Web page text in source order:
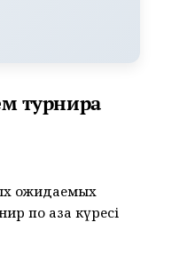
турнира
ожидаемых
по қазақ күресі